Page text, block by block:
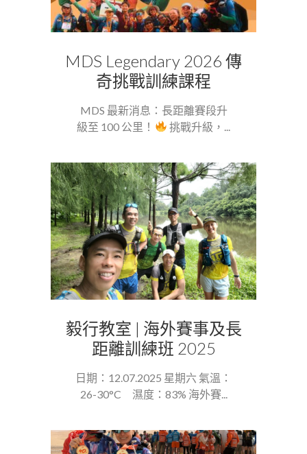
MDS Legendary 2026 傳
奇挑戰訓練課程
MDS 最新消息：長距離賽段升
級至 100 公里！
挑戰升級，...
毅行教室 | 海外賽事及長
距離訓練班 2025
日期：12.07.2025 星期六 氣溫：
26-30°C 濕度：83% 海外賽...